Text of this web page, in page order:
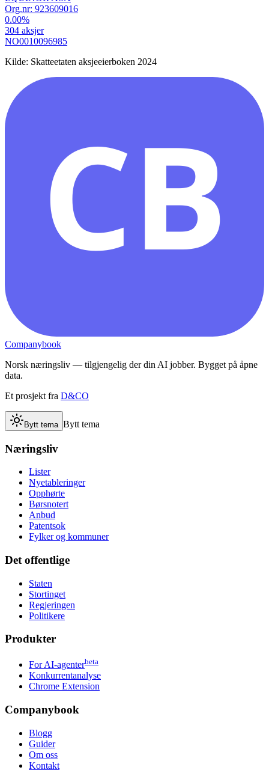
Org.nr: 923609016
0.00%
304 aksjer
NO0010096985
Kilde: Skatteetaten aksjeeierboken 2024
CB
Companybook
Norsk næringsliv — tilgjengelig der din AI jobber. Bygget på åpne
data.
Et prosjekt fra D&CO
Bytt tema Bytt tema
Næringsliv
Lister
Nyetableringer
Opphørte
Børsnotert
Anbud
Patentsok
Fylker og kommuner
Det offentlige
Staten
Stortinget
Regjeringen
Politikere
Produkter
For AI-agenterbeta
Konkurrentanalyse
Chrome Extension
Companybook
Blogg
Guider
Om oss
Kontakt